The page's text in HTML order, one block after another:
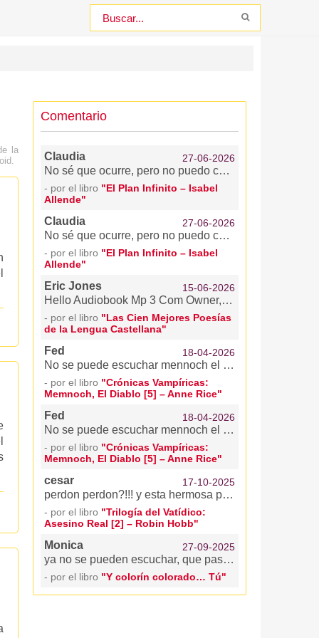
la
Comentario
Claudia 27-06-2026
No sé que ocurre, pero no puedo continuar escuchando este hermoso libro. ¿Hay algún problema?
- por el libro "El Plan Infinito – Isabel
Allende"
Claudia 27-06-2026
No sé que ocurre, pero no puedo continuar escuchando este hermoso libro. ¿Hay algún problema?
- por el libro "El Plan Infinito – Isabel
Allende"
Eric Jones 15-06-2026
Hello Audiobook Mp 3 Com Owner, My name is Eric and I_m betting you_d like your website Audiobook Mp 3 Com to generate more leads. Here_s how: Web Visitors Into Leads is a software widget that works on your site, ready to capture any visitor_s Name, Email address, and Phone Number. It signals you as soon as they say they_re interested _ so that you can talk to that lead while they_re still there at Audiobook Mp 3 Com. Visit https://blastleadgeneration.com to try out a Live Demo with Web Visitors Into Leads now to see exactly how it works and even give it a try_ it could be huge for your business. Plus, now that you_ve got their phone number, with our new SMS Text With Lead feature, you can automatically start a text (SMS) conversation quickly_ which is so powerful because connecting with someone within the first 5 minutes is 100 times more effective than waiting 30 minutes or more later. The new text messaging feature lets you follow up regularly with new offers, content links, even just how are you doing? notes to build a relationship. Everything I_ve just described is extremely simple to implement, cost-effective, and profitable. Visit https://blastleadgeneration.com to discover what Web Visitors Into Leads can do for your business, potentially converting up to 100 times more eyeballs into leads today! Eric PS: Studies show that 70% of a site_s visitors disappear and are gone forever after just a moment. Don_t keep losing them. Web Visitors Into Leads offers a complimentary 14-day trial _ and it even includes International Long Distance Calling. You have customers waiting to talk with you right now_ don_t keep them waiting. Visit https://blastleadgeneration.com to try Web Visitors Into Leads now. If you'd like to Want to receive fewer emails, or none whatsoever? Update your email preferences by visiting https://blastleadgeneration.com/unsubscribe.aspx?d=audiobook-mp3.com
- por el libro "Las Cien Mejores Poesías
de la Lengua Castellana"
Fed 18-04-2026
No se puede escuchar mennoch el diable
- por el libro "Crónicas Vampíricas:
Memnoch, El Diablo [5] – Anne Rice"
Fed 18-04-2026
No se puede escuchar mennoch el diable
- por el libro "Crónicas Vampíricas:
Memnoch, El Diablo [5] – Anne Rice"
cesar 17-10-2025
perdon perdon?!!! y esta hermosa pagina??????????????? denme ya un mercadopago! los amo
- por el libro "Trilogía del Vatídico:
Asesino Real [2] – Robin Hobb"
Monica 27-09-2025
ya no se pueden escuchar, que pasó??
- por el libro "Y colorín colorado… Tú"